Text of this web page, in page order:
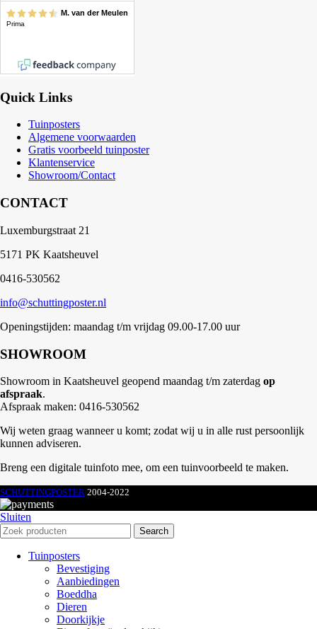
Quick Links
Tuinposters
Algemene voorwaarden
Gratis voorbeeld tuinposter
Klantenservice
Showroom/Contact
CONTACT
Luxemburgstraat 21
5171 PK Kaatsheuvel
0416-530562
info@schuttingposter.nl
Openingstijden: maandag t/m vrijdag 09.00-17.00 uur
SHOWROOM
Showroom in Kaatsheuvel geopend maandag t/m zaterdag op
afspraak.
Afspraak maken: 0416-530562
Wij weten graag wanneer u komt; zodat wij u in alle rust persoonlijk
kunnen adviseren.
Breng een digitale tuinfoto mee, om een tuinvoorbeeld te maken.
SCHUTTINGPOSTER 2004-2022
Sluiten
Search
Tuinposters
Bevestiging
Aanbiedingen
Boeddha
Dieren
Doorkijkje